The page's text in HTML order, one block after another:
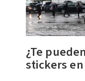
¿Te
stickers